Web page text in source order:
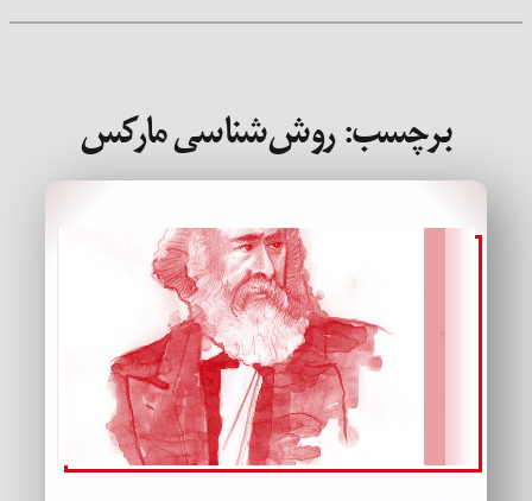
برچسب:روش‌شناسی مارکس